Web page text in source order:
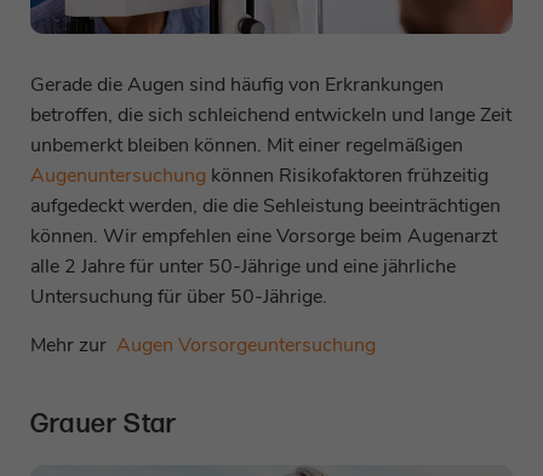
Gerade die Augen sind häufig von Erkrankungen
betroffen, die sich schleichend entwickeln und lange Zeit
unbemerkt bleiben können. Mit einer regelmäßigen
Augenuntersuchung können Risikofaktoren frühzeitig
aufgedeckt werden, die die Sehleistung beeinträchtigen
können. Wir empfehlen eine Vorsorge beim Augenarzt
alle 2 Jahre für unter 50-Jährige und eine jährliche
Untersuchung für über 50-Jährige.
Mehr zur Augen Vorsorgeuntersuchung
Grauer Star